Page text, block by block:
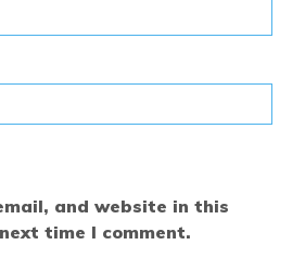
and website in this
time I comment.